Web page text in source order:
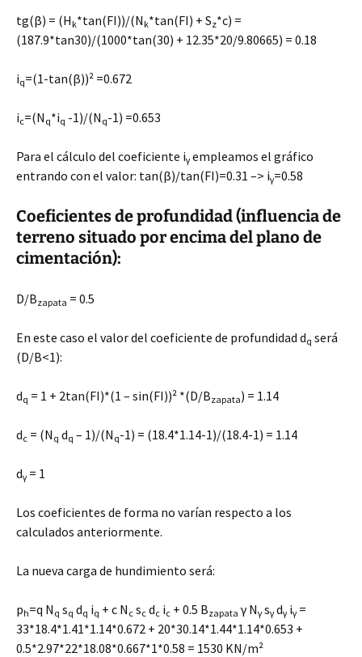
tg(β) = (H k*tan(FI))/(N k*tan(FI) + Sz*c) =
(187.9*tan30)/(1000*tan(30) + 12.35*20/9.80665) = 0.18
iq=(1-tan(β))² =0.672
ic=(N q*iq -1)/(N q-1) =0.653
Para el cálculo del coeficiente iγ empleamos el gráfico
entrando con el valor: tan(β)/tan(FI)=0.31 –> iγ=0.58
Coeficientes de profundidad (influencia de
terreno situado por encima del plano de
cimentación):
D/Bzapata = 0.5
En este caso el valor del coeficiente de profundidad dq será
(D/B<1):
dq = 1 + 2tan(FI)*(1 – sin(FI))² *(D/Bzapata) = 1.14
dc = (N q dq – 1)/(N q-1) = (18.4*1.14-1)/(18.4-1) = 1.14
dγ = 1
Los coeficientes de forma no varían respecto a los
calculados anteriormente.
La nueva carga de hundimiento será:
ph=q N q sq dq iq + c N c sc dc ic + 0.5 Bzapata γ Nγ sγ dγ iγ =
33*18.4*1.41*1.14*0.672 + 20*30.14*1.44*1.14*0.653 +
0.5*2.97*22*18.08*0.667*1*0.58 = 1530 KN/m²